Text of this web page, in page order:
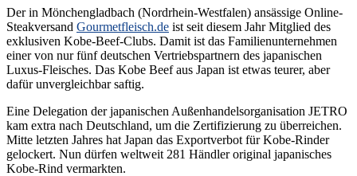
Der in Mönchengladbach (Nordrhein-Westfalen) ansässige Online-
Steakversand Gourmetfleisch.de ist seit diesem Jahr Mitglied des
exklusiven Kobe-Beef-Clubs. Damit ist das Familienunternehmen
einer von nur fünf deutschen Vertriebspartnern des japanischen
Luxus-Fleisches. Das Kobe Beef aus Japan ist etwas teurer, aber
dafür unvergleichbar saftig.
Eine Delegation der japanischen Außenhandelsorganisation JETRO
kam extra nach Deutschland, um die Zertifizierung zu überreichen.
Mitte letzten Jahres hat Japan das Exportverbot für Kobe-Rinder
gelockert. Nun dürfen weltweit 281 Händler original japanisches
Kobe-Rind vermarkten.